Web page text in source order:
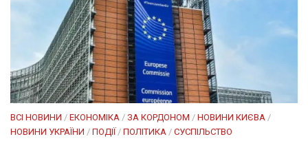
ВСІ НОВИНИ / ЕКОНОМІКА / ЗА КОРДОНОМ / НОВИНИ КИЄВА /
НОВИНИ УКРАЇНИ / ПОДІЇ / ПОЛІТИКА / СУСПІЛЬСТВО